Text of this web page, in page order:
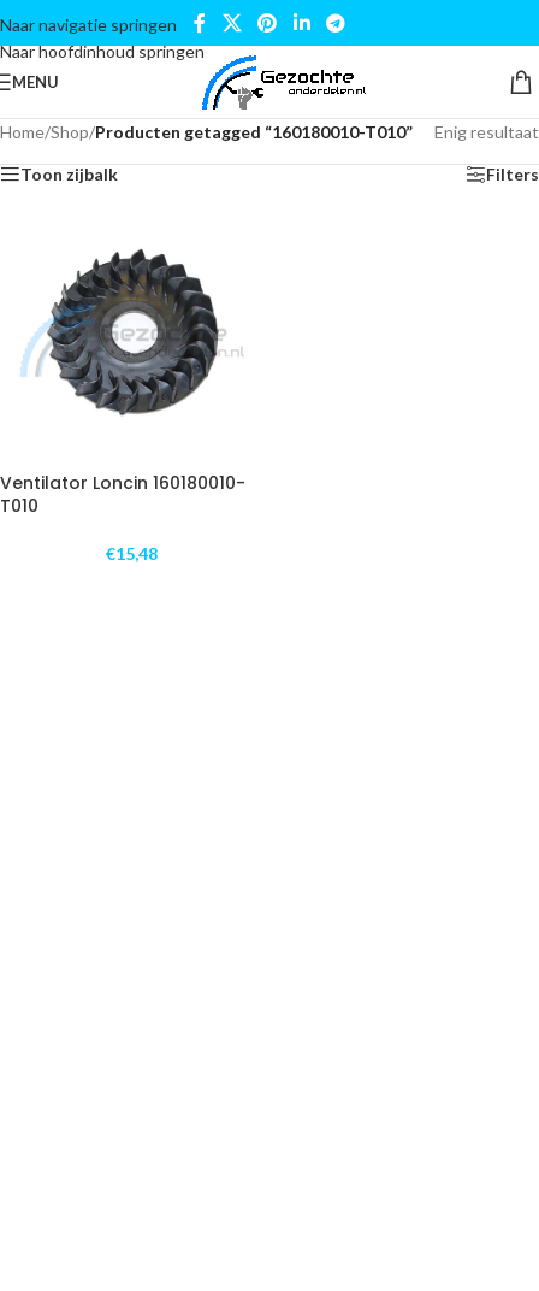
Naar navigatie springen
Naar hoofdinhoud springen
MENU
Home/Shop/Producten getagged “160180010-T010” Enig resultaat
Toon zijbalk Filters
Ventilator Loncin 160180010-
T010
€15,48